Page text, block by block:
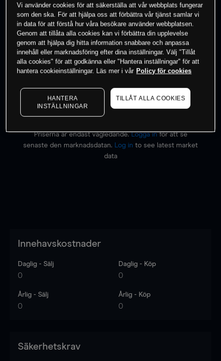
0% av kunderna har en position i detta
instrument
Börja handla
Priserna är endast vägledande.Logga inför att se
senaste den marknadsdatan.
Log in to see latest market
data
Innehavskostnader
Daglig - Sälj
0
Daglig - Köp
0
Årlig - Sälj
0
Årlig - Köp
0
Säkerhetskrav
Vi använder cookies för att säkerställa att vår webbplats fungerar
som den ska. För att hjälpa oss att förbättra vår tjänst samlar vi
in data för att förstå hur våra besökare använder webbplatsen.
Genom att tillåta alla cookies kan vi förbättra din upplevelse
genom att hjälpa dig hitta information snabbare och anpassa
innehåll eller marknadsföring efter dina inställningar. Välj "Tillåt
alla cookies" för att godkänna eller "Hantera inställningar" för att
hantera cookieinställningar. Läs mer i vår Policy för cookies
HANTERA
INSTÄLLNINGAR
TILLÅT ALLA COOKIES